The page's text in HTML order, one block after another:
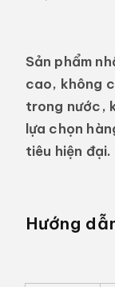
Sản phẩm
cao, không
trong nước,
lựa chọn
tiêu hiện đại.
Hướng